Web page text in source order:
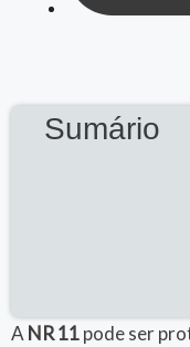
Sumário
ANR 11pode ser